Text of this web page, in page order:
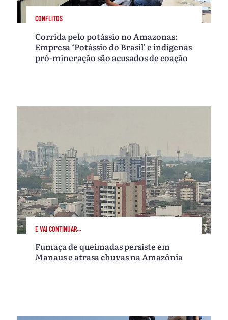
CONFLITOS
Corrida pelo potássio no Amazonas:
Empresa ‘Potássio do Brasil’ e indígenas
pró-mineração são acusados de coação
E VAI CONTINUAR...
Fumaça de queimadas persiste em
Manaus e atrasa chuvas na Amazônia